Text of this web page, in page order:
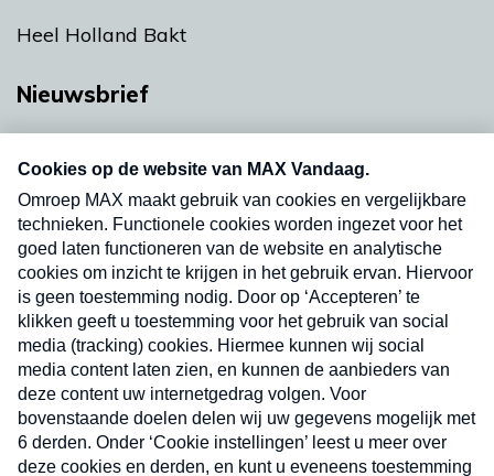
Heel Holland Bakt
Nieuwsbrief
nieuwsbrief. Elke vrijdag- en dinsdagochtend in
uw mailbox.
Verzend
Nieuwsbrief